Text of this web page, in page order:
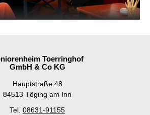
Toerringhof
GmbH & Co KG
Hauptstraße 48
84513 Töging am Inn
Tel. 08631-91155